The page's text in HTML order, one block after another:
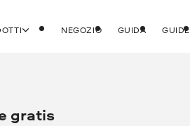
NEGOZIO GUIDA GUIDE
gratis